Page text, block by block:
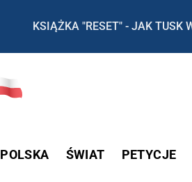
KSIĄŻKA "RESET" - JAK TUSK
POLSKA ŚWIAT PETYCJE